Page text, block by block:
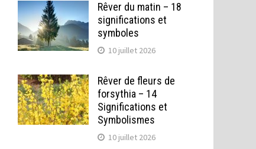
Rêver du matin – 18
significations et
symboles
10 juillet 2026
Rêver de fleurs de
forsythia – 14
Significations et
Symbolismes
10 juillet 2026